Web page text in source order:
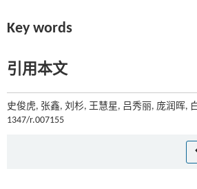
Key words
引用本文
史俊虎, 张鑫, 刘杉, 王慧星, 吕秀丽, 庞润晖,
1347/r.007155